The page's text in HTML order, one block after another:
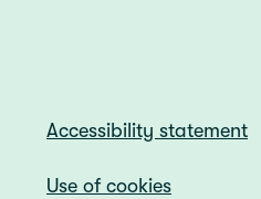
Accessibility statement
Use of cookies